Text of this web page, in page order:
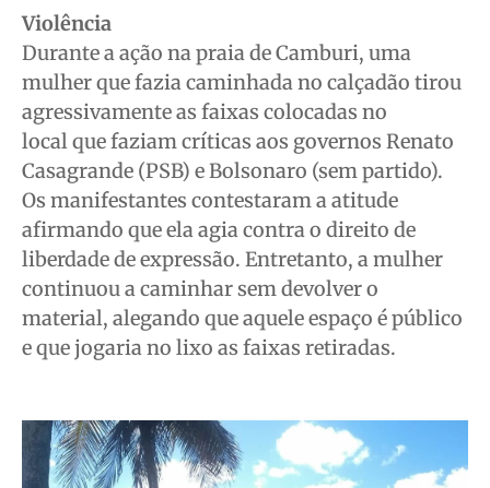
Violência
Durante a ação na praia de Camburi, uma
mulher que fazia caminhada no calçadão tirou
agressivamente as faixas colocadas no
local que faziam críticas aos governos Renato
Casagrande (PSB) e Bolsonaro (sem partido).
Os manifestantes contestaram a atitude
afirmando que ela agia contra o direito de
liberdade de expressão. Entretanto, a mulher
continuou a caminhar sem devolver o
material, alegando que aquele espaço é público
e que jogaria no lixo as faixas retiradas.